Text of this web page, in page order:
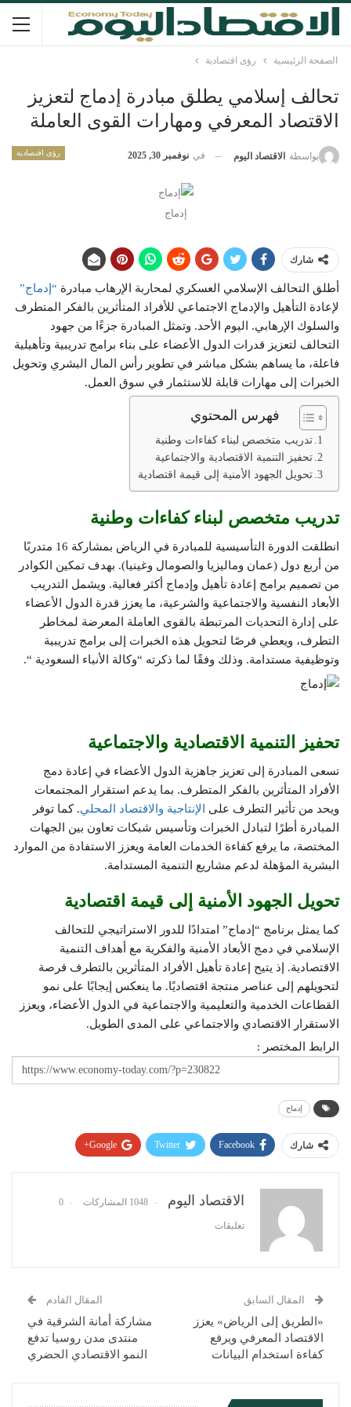
الصفحة الرئيسية رؤى اقتصادية
تحالف إسلامي يطلق مبادرة إدماج لتعزيز
الاقتصاد المعرفي ومهارات القوى العاملة
رؤى اقتصادية بواسطة الاقتصاد اليوم في نوفمبر 30, 2025
إدماج
شارك
أطلق التحالف الإسلامي العسكري لمحاربة الإرهاب مبادرة “إدماج”
لإعادة التأهيل والإدماج الاجتماعي للأفراد المتأثرين بالفكر المتطرف
والسلوك الإرهابي. اليوم الأحد. وتمثل المبادرة جزءًا من جهود
التحالف لتعزيز قدرات الدول الأعضاء على بناء برامج تدريبية وتأهيلية
فاعلة، ما يساهم بشكل مباشر في تطوير رأس المال البشري وتحويل
الخبرات إلى مهارات قابلة للاستثمار في سوق العمل.
فهرس المحتوي
تدريب متخصص لبناء كفاءات وطنية
تحفيز التنمية الاقتصادية والاجتماعية
تحويل الجهود الأمنية إلى قيمة اقتصادية
تدريب متخصص لبناء كفاءات وطنية
انطلقت الدورة التأسيسية للمبادرة في الرياض بمشاركة 16 متدربًا
من أربع دول (عمان وماليزيا والصومال وغينيا). بهدف تمكين الكوادر
من تصميم برامج إعادة تأهيل وإدماج أكثر فعالية. ويشمل التدريب
الأبعاد النفسية والاجتماعية والشرعية، ما يعزز قدرة الدول الأعضاء
على إدارة التحديات المرتبطة بالقوى العاملة المعرضة لمخاطر
التطرف، ويعطي فرصًا لتحويل هذه الخبرات إلى برامج تدريبية
وتوظيفية مستدامة. وذلك وفقًا لما ذكرته “وكالة الأنباء السعودية “.
تحفيز التنمية الاقتصادية والاجتماعية
تسعى المبادرة إلى تعزيز جاهزية الدول الأعضاء في إعادة دمج
الأفراد المتأثرين بالفكر المتطرف. بما يدعم استقرار المجتمعات
ويحد من تأثير التطرف على الإنتاجية والاقتصاد المحلي. كما توفر
المبادرة أطرًا لتبادل الخبرات وتأسيس شبكات تعاون بين الجهات
المختصة، ما يرفع كفاءة الخدمات العامة ويعزز الاستفادة من الموارد
البشرية المؤهلة لدعم مشاريع التنمية المستدامة.
تحويل الجهود الأمنية إلى قيمة اقتصادية
كما يمثل برنامج “إدماج” امتدادًا للدور الاستراتيجي للتحالف
الإسلامي في دمج الأبعاد الأمنية والفكرية مع أهداف التنمية
الاقتصادية. إذ يتيح إعادة تأهيل الأفراد المتأثرين بالتطرف فرصة
لتحويلهم إلى عناصر منتجة اقتصاديًا. ما ينعكس إيجابًا على نمو
القطاعات الخدمية والتعليمية والاجتماعية في الدول الأعضاء، ويعزز
الاستقرار الاقتصادي والاجتماعي على المدى الطويل.
الرابط المختصر :
إدماج
شارك Facebook
Twitter
Google+
الاقتصاد اليوم 1048 المشاركات 0
تعليقات
المقال السابق
«الطريق إلى الرياض» يعزز
الاقتصاد المعرفي ويرفع
كفاءة استخدام البيانات
المقال القادم
مشاركة أمانة الشرقية في
منتدى مدن روسيا تدفع
النمو الاقتصادي الحضري